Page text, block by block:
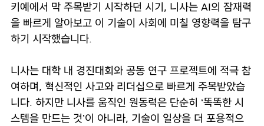
키예에서 막 주목받기 시작하던 시기, 니사는 AI의 잠재력
을 빠르게 알아보고 이 기술이 사회에 미칠 영향력을 탐구
하기 시작했습니다.
니사는 대학 내 경진대회와 공동 연구 프로젝트에 적극 참
여하며, 혁신적인 사고와 리더십으로 빠르게 주목받았습
니다. 하지만 니사를 움직인 원동력은 단순히 ‘똑똑한 시
스템을 만드는 것’이 아니라, 기술이 일상을 더 포용적으